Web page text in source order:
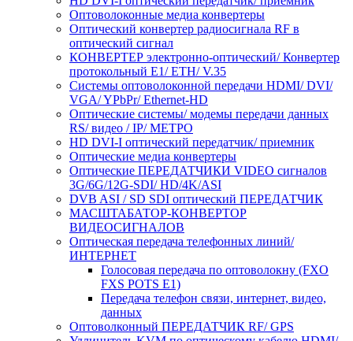
Оптоволоконные медиа конвертеры
Оптический конвертер радиосигнала RF в
оптический сигнал
КОНВЕРТЕР электронно-оптический/ Конвертер
протокольный E1/ ETH/ V.35
Системы оптоволоконной передачи HDMI/ DVI/
VGA/ YPbPr/ Ethernet-HD
Оптические системы/ модемы передачи данных
RS/ видео / IP/ МЕТРО
HD DVI-I оптический передатчик/ приемник
Оптические медиа конвертеры
Оптические ПЕРЕДАТЧИКИ VIDEO сигналов
3G/6G/12G-SDI/ HD/4K/ASI
DVB ASI / SD SDI оптический ПЕРЕДАТЧИК
МАСШТАБАТОР-КОНВЕРТОР
ВИДЕОСИГНАЛОВ
Оптическая передача телефонных линий/
ИНТЕРНЕТ
Голосовая передача по оптоволокну (FXO
FXS POTS E1)
Передача телефон связи, интернет, видео,
данных
Оптоволконный ПЕРЕДАТЧИК RF/ GPS